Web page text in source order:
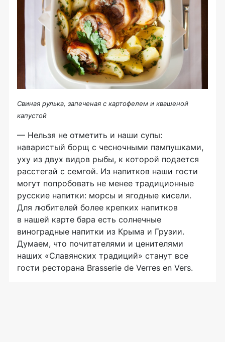
Свиная рулька, запеченая с картофелем и квашеной
капустой
— Нельзя не отметить и наши супы:
наваристый борщ с чесночными пампушками,
уху из двух видов рыбы, к которой подается
расстегай с семгой. Из напитков наши гости
могут попробовать не менее традиционные
русские напитки: морсы и ягодные кисели.
Для любителей более крепких напитков
в нашей карте бара есть солнечные
виноградные напитки из Крыма и Грузии.
Думаем, что почитателями и ценителями
наших «Славянских традиций» станут все
гости ресторана Brasserie de Verres en Vers.